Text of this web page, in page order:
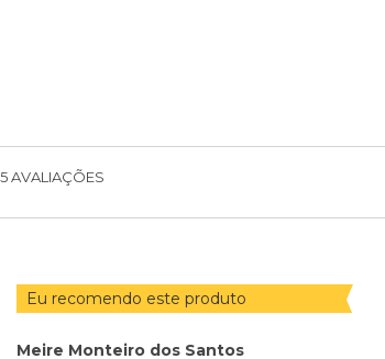
5AVALIAÇÕES
Eu recomendo este produto
Meire Monteiro dos Santos